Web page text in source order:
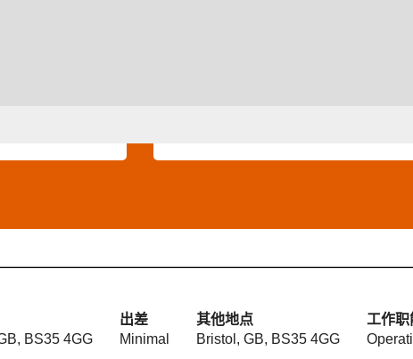
BS35 4GG
出差
Minimal
其他地点
Bristol, GB, BS35 4GG
工作职